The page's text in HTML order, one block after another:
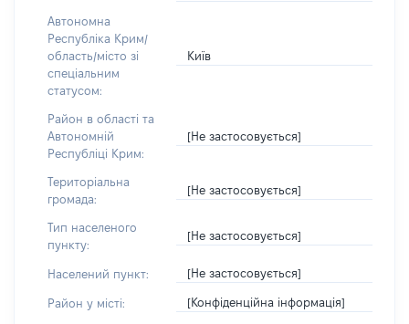
Автономна
Республіка Крим/
область/місто зі
спеціальним
статусом:
Київ
Район в області та
Автономній
Республіці Крим:
[Не застосовується]
Територіальна
громада:
[Не застосовується]
Тип населеного
пункту:
[Не застосовується]
Населений пункт: [Не застосовується]
Район у місті: [Конфіденційна інформація]